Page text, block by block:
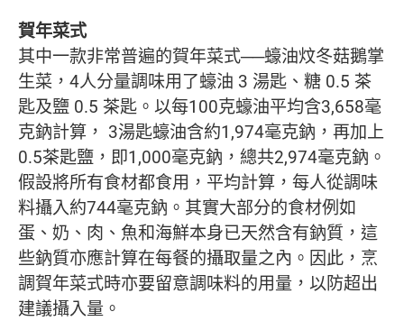
賀年菜式
其中一款非常普遍的賀年菜式──蠔油炆冬菇鵝掌
生菜，4人分量調味用了蠔油 3 湯匙、糖 0.5 茶
匙及鹽 0.5 茶匙。以每100克蠔油平均含3,658毫
克鈉計算， 3湯匙蠔油含約1,974毫克鈉，再加上
0.5茶匙鹽，即1,000毫克鈉，總共2,974毫克鈉。
假設將所有食材都食用，平均計算，每人從調味
料攝入約744毫克鈉。其實大部分的食材例如
蛋、奶、肉、魚和海鮮本身已天然含有鈉質，這
些鈉質亦應計算在每餐的攝取量之內。因此，烹
調賀年菜式時亦要留意調味料的用量，以防超出
建議攝入量。